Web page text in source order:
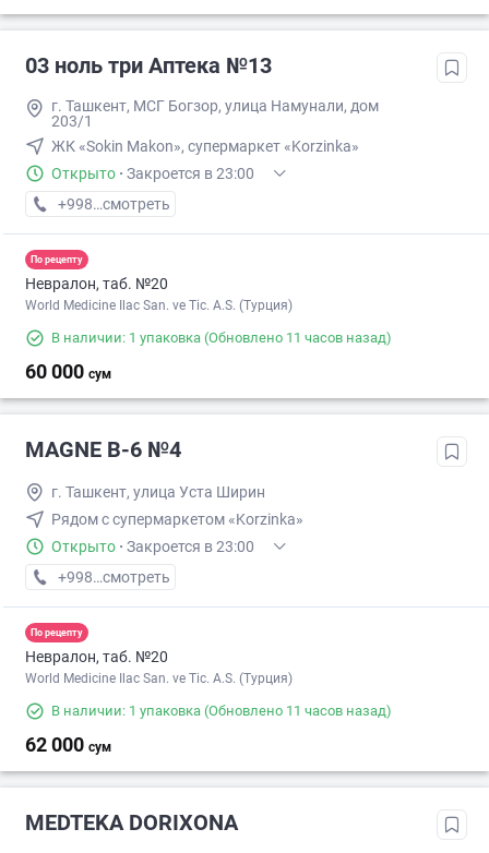
03 ноль три Аптека №13
г. Ташкент, МСГ Богзор, улица Намунали, дом
203/1
ЖК «Sokin Makon», супермаркет «Korzinka»
Открыто · Закроется в 23:00
+998 (77) XXX-XX-XX
смотреть
По рецепту
Невралон, таб. №20
World Medicine Ilac San. ve Tic. A.S. (Турция)
В наличии: 1 упаковка (Обновлено 11 часов назад)
60 000 сум
MAGNE B-6 №4
г. Ташкент, улица Уста Ширин
Рядом с супермаркетом «Korzinka»
Открыто · Закроется в 23:00
+998 (71) XXX-XX-XX
смотреть
По рецепту
Невралон, таб. №20
World Medicine Ilac San. ve Tic. A.S. (Турция)
В наличии: 1 упаковка (Обновлено 11 часов назад)
62 000 сум
MEDTEKA DORIXONA